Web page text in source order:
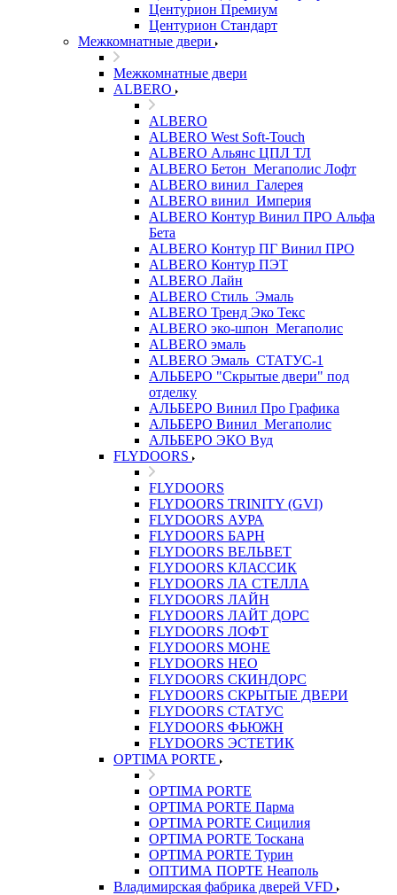
Центурион Премиум
Центурион Стандарт
Межкомнатные двери
Межкомнатные двери
ALBERO
ALBERO
ALBERO West Soft-Touch
ALBERO Альянс ЦПЛ ТЛ
ALBERO Бетон_Мегаполис Лофт
ALBERO винил_Галерея
ALBERO винил_Империя
ALBERO Контур Винил ПРО Альфа
Бета
ALBERO Контур ПГ Винил ПРО
ALBERO Контур ПЭТ
ALBERO Лайн
ALBERO Стиль_Эмаль
ALBERO Тренд Эко Текс
ALBERO эко-шпон_Мегаполис
ALBERO эмаль
ALBERO Эмаль_СТАТУС-1
АЛЬБЕРО "Скрытые двери" под
отделку
АЛЬБЕРО Винил Про Графика
АЛЬБЕРО Винил_Мегаполис
АЛЬБЕРО ЭКО Вуд
FLYDOORS
FLYDOORS
FLYDOORS TRINITY (GVI)
FLYDOORS АУРА
FLYDOORS БАРН
FLYDOORS ВЕЛЬВЕТ
FLYDOORS КЛАССИК
FLYDOORS ЛА СТЕЛЛА
FLYDOORS ЛАЙН
FLYDOORS ЛАЙТ ДОРС
FLYDOORS ЛОФТ
FLYDOORS МОНЕ
FLYDOORS НЕО
FLYDOORS СКИНДОРС
FLYDOORS СКРЫТЫЕ ДВЕРИ
FLYDOORS СТАТУС
FLYDOORS ФЬЮЖН
FLYDOORS ЭСТЕТИК
OPTIMA PORTE
OPTIMA PORTE
OPTIMA PORTE Парма
OPTIMA PORTE Сицилия
OPTIMA PORTE Тоскана
OPTIMA PORTE Турин
ОПТИМА ПОРТЕ Неаполь
Владимирская фабрика дверей VFD